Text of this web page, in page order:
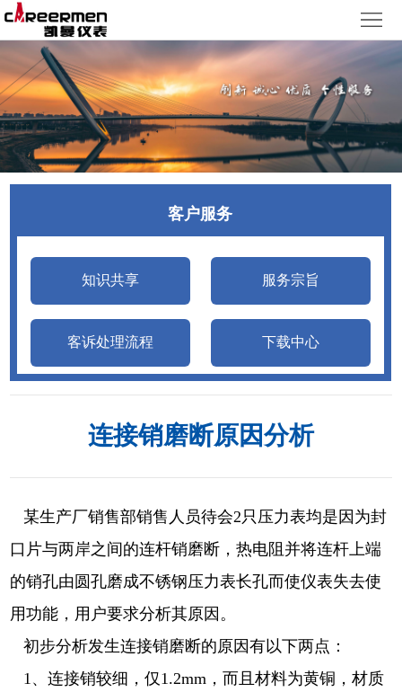
网
首
页
品
中
心
质
量
体
新
闻
客
客户服务
知识共享 服务宗旨
客诉处理流程 下载中心
连接销磨断原因分析
某生产厂销售部销售人员待会2只压力表均是因为封
口片与两岸之间的连杆销磨断，热电阻并将连杆上端
的销孔由圆孔磨成不锈钢压力表长孔而使仪表失去使
用功能，用户要求分析其原因。
初步分析发生连接销磨断的原因有以下两点：
1、连接销较细，仅1.2mm，而且材料为黄铜，材质